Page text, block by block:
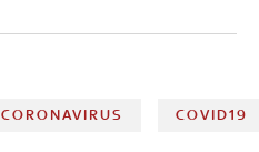
CORONAVIRUS COVID19